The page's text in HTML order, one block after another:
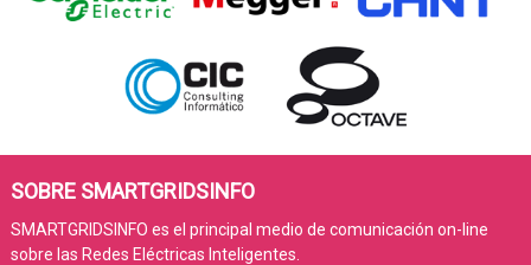
SOBRE SMARTGRIDSINFO
SMARTGRIDSINFO es el principal medio de comunicación on-line
sobre las Redes Eléctricas Inteligentes.